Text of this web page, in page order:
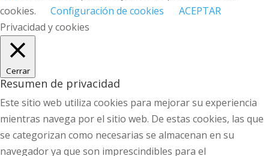
cookies.
Configuración de cookies
ACEPTAR
Privacidad y cookies
Cerrar
Resumen de privacidad
Este sitio web utiliza cookies para mejorar su experiencia
mientras navega por el sitio web. De estas cookies, las que
se categorizan como necesarias se almacenan en su
navegador ya que son imprescindibles para el